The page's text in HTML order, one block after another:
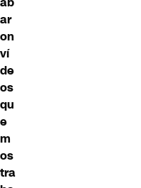
ar
on
ví
de
os
qu
e
m
os
tra